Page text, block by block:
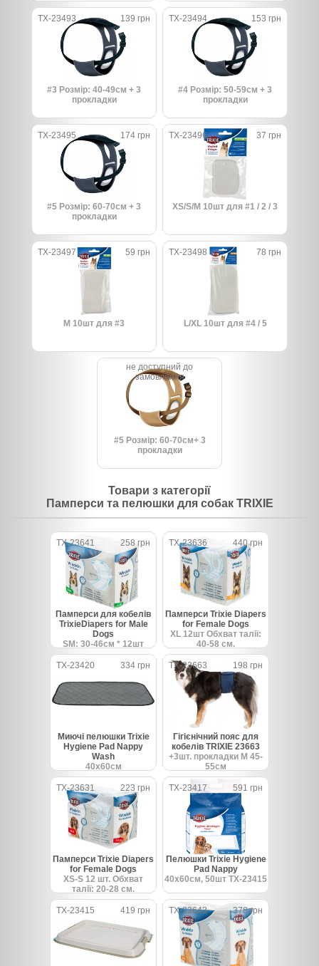
TX-23493 139 грн
#3 Розмір: 40-49см + 3
прокладки
TX-23494 153 грн
#4 Розмір: 50-59см + 3
прокладки
TX-23495 174 грн
#5 Розмір: 60-70см + 3
прокладки
TX-23496 37 грн
XS/S/M 10шт для #1 / 2 / 3
TX-23497 59 грн
М 10шт для #3
TX-23498 78 грн
L/XL 10шт для #4 / 5
не доступний до
замовлення
#5 Розмір: 60-70см+ 3
прокладки
Товари з категорії
Памперси та пелюшки для собак TRIXIE
TX-23641 258 грн
Памперси для кобелів
TrixieDiapers for Male
Dogs
SM: 30-46см * 12шт
TX-23636 440 грн
Памперси Trixie Diapers
for Female Dogs
ХL 12шт Обхват талії:
40-58 см.
TX-23420 334 грн
Миючі пелюшки Trixie
Hygiene Pad Nappy
Wash
40х60см
TX-23663 198 грн
Гігієнічний пояс для
кобелів TRIXIE 23663
+3шт. прокладки М 45-
55см
TX-23631 223 грн
Памперси Trixie Diapers
for Female Dogs
XS-S 12 шт. Обхват
талії: 20-28 см.
TX-23417 591 грн
Пелюшки Trixie Hygiene
Pad Nappy
40х60см, 50шт TX-23415
TX-23415 419 грн TX-23643 378 грн